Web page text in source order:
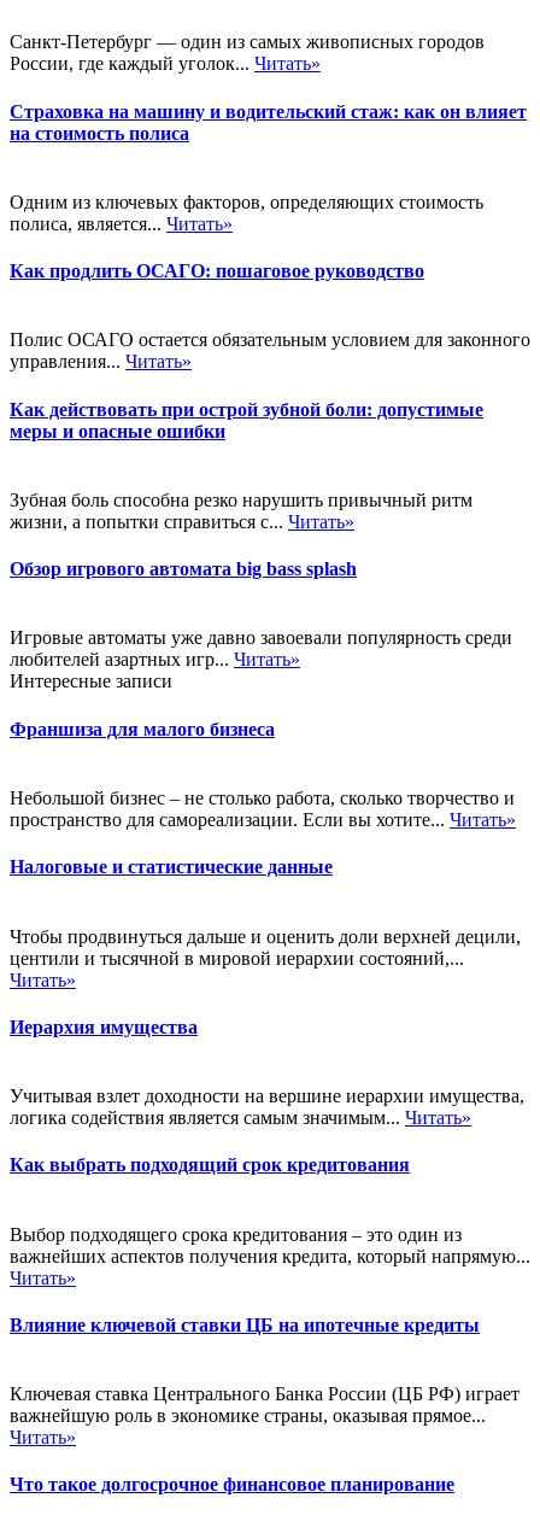
Санкт-Петербург — один из самых живописных городов
России, где каждый уголок... Читать»
Страховка на машину и водительский стаж: как он влияет
на стоимость полиса
Одним из ключевых факторов, определяющих стоимость
полиса, является... Читать»
Как продлить ОСАГО: пошаговое руководство
Полис ОСАГО остается обязательным условием для законного
управления... Читать»
Как действовать при острой зубной боли: допустимые
меры и опасные ошибки
Зубная боль способна резко нарушить привычный ритм
жизни, а попытки справиться с... Читать»
Обзор игрового автомата big bass splash
Игровые автоматы уже давно завоевали популярность среди
любителей азартных игр... Читать»
Интересные записи
Франшиза для малого бизнеса
Небольшой бизнес – не столько работа, сколько творчество и
пространство для самореализации. Если вы хотите... Читать»
Налоговые и статистические данные
Чтобы продвинуться дальше и оценить доли верхней децили,
центили и тысячной в мировой иерархии состояний,...
Читать»
Иерархия имущества
Учитывая взлет доходности на вершине иерархии имущества,
логика содействия является самым значимым... Читать»
Как выбрать подходящий срок кредитования
Выбор подходящего срока кредитования – это один из
важнейших аспектов получения кредита, который напрямую...
Читать»
Влияние ключевой ставки ЦБ на ипотечные кредиты
Ключевая ставка Центрального Банка России (ЦБ РФ) играет
важнейшую роль в экономике страны, оказывая прямое...
Читать»
Что такое долгосрочное финансовое планирование